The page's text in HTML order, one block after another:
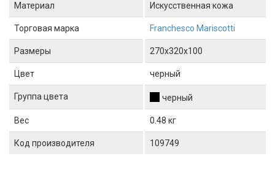
Материал Искусственная кожа
Торговая марка Franchesco Mariscotti
Размеры 270x320x100
Цвет черный
Группа цвета черный
Вес 0.48 кг
Код производителя 109749